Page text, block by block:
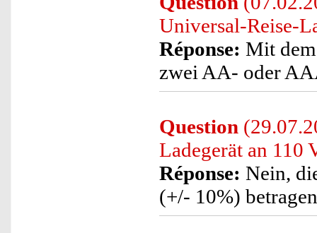
Universal-Reise-
Réponse: Mit
zwei AA- oder
Question
Ladegerät an 110
Réponse: Nein,
(+/- 10%)